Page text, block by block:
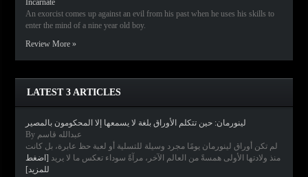
Incarnate
An exorcist comes up against an evil from his past when he uses his skills to
enter the mind of a nine year old boy.
Review More »
LATEST 3 ARTICLES
لينورمان: حين تتكلم الأوراق بلغة لا يسمعها إلا المحكومون بالمصير
By عبدالله قاسم
لم تكن أوراق لينورمان يومًا مجرد وسيلة للتسلية أو لعبة حظ عابرة، بل كانت
منذ ولادتها الأولى همسةً من العالم الآخر، مرآةً سوداء تعكس ما لا يريد [اضغط
للمزيد]